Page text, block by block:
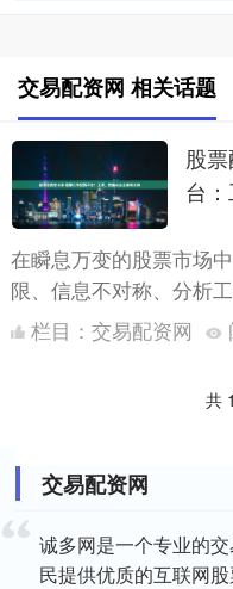
交易配资网 相关话题
股
台
在瞬息万变的股票市场
限、信息不对称、分析
在线配资平台**的兴起
性。它不再....
栏目： 交易配资网
共
交易配资网
诚多网是一个专业的
民提供优质的互联网